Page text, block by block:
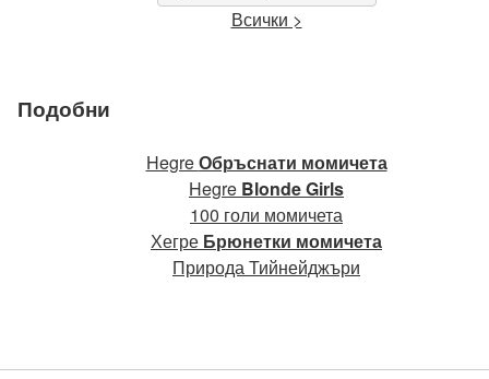
Всички >
Подобни
HegreОбръснати момичета
Hegre Blonde Girls
100 голи момичета
Хегре Брюнетки момичета
Природа Тийнейджъри